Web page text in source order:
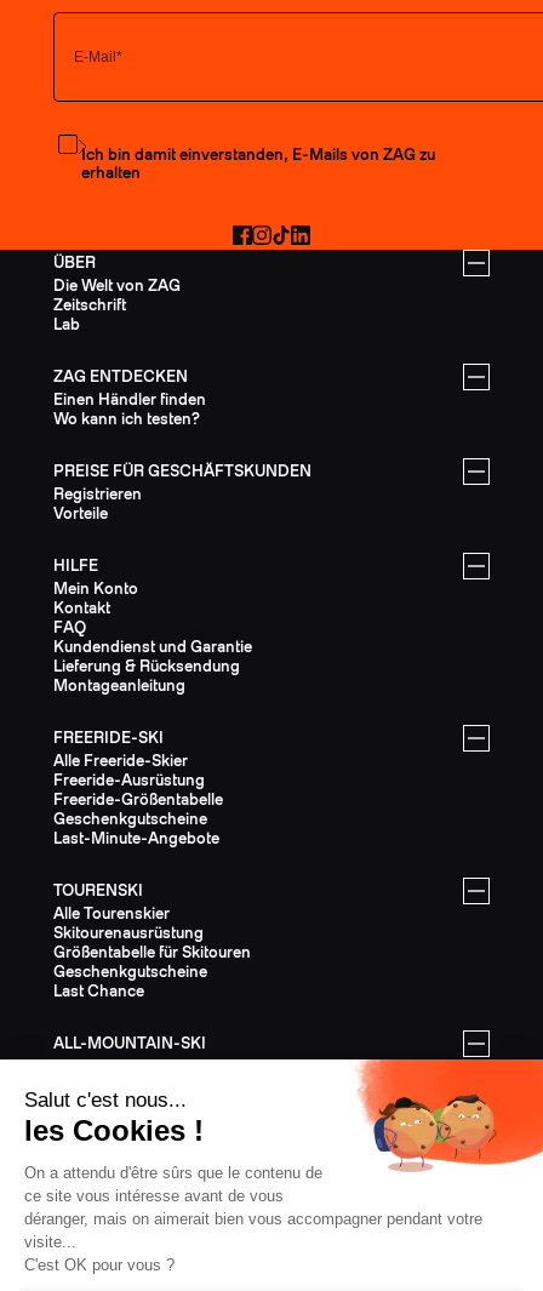
ÜBER
Die Welt von ZAG
Zeitschrift
Lab
ZAG ENTDECKEN
Einen Händler finden
Wo kann ich testen?
PREISE FÜR GESCHÄFTSKUNDEN
Registrieren
Vorteile
HILFE
Mein Konto
Kontakt
FAQ
Kundendienst und Garantie
Lieferung & Rücksendung
Montageanleitung
FREERIDE-SKI
Alle Freeride-Skier
Freeride-Ausrüstung
Freeride-Größentabelle
Geschenkgutscheine
Last-Minute-Angebote
TOURENSKI
Alle Tourenskier
Skitourenausrüstung
Größentabelle für Skitouren
Geschenkgutscheine
Last Chance
ALL-MOUNTAIN-SKI
Alle All-Mountain-Ski
All-Mountain-Größentabelle
Geschenkgutscheine
Last Chance
AUSSTATTUNG
Die gesamte Ausrüstung
Helme
Bindungen
Stöcke
Den Newsletter abonnieren
Ich bin damit einverstanden, E-Mails von ZAG zu
erhalten
Facebook
Instagram
TikTokLinkedIn